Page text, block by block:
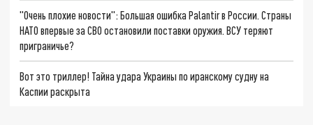
"Очень плохие новости": Большая ошибка Palantir в России. Страны
НАТО впервые за СВО остановили поставки оружия. ВСУ теряют
приграничье?
Вот это триллер! Тайна удара Украины по иранскому судну на
Каспии раскрыта